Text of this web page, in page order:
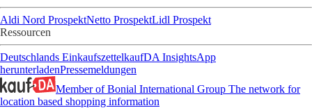
Aldi Nord ProspektNetto ProspektLidl Prospekt
Ressourcen
Deutschlands EinkaufszettelkaufDA InsightsApp
herunterladenPressemeldungen
Member of Bonial International Group The network for
location based shopping information